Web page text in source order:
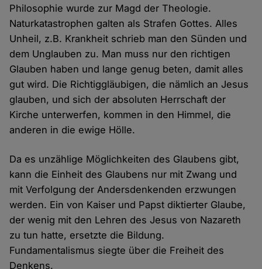
Philosophie wurde zur Magd der Theologie.
Naturkatastrophen galten als Strafen Gottes. Alles
Unheil, z.B. Krankheit schrieb man den Sünden und
dem Unglauben zu. Man muss nur den richtigen
Glauben haben und lange genug beten, damit alles
gut wird. Die Richtiggläubigen, die nämlich an Jesus
glauben, und sich der absoluten Herrschaft der
Kirche unterwerfen, kommen in den Himmel, die
anderen in die ewige Hölle.
Da es unzählige Möglichkeiten des Glaubens gibt,
kann die Einheit des Glaubens nur mit Zwang und
mit Verfolgung der Andersdenkenden erzwungen
werden. Ein von Kaiser und Papst diktierter Glaube,
der wenig mit den Lehren des Jesus von Nazareth
zu tun hatte, ersetzte die Bildung.
Fundamentalismus siegte über die Freiheit des
Denkens.